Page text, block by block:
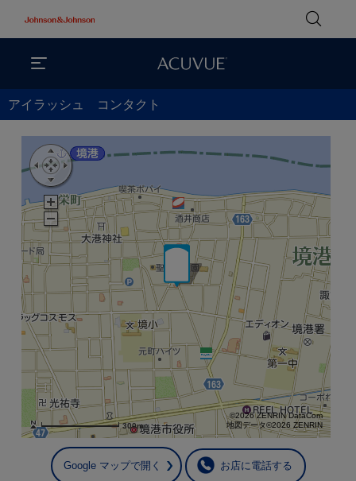
アイラッシュ コンタクト
300m
©2026 ZENRIN DataCom
地図データ©2026 ZENRIN
Google マップで開く お店に電話する